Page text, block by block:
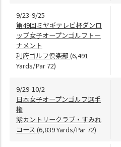
9/23-9/25
第49回ミヤギテレビ杯ダンロ
ップ女子オープンゴルフトー
ナメント
利府ゴルフ倶楽部 (6,491
Yards/Par 72)
9/29-10/2
日本女子オープンゴルフ選手
権
紫カントリークラブ・すみれ
コース (6,839 Yards/Par 72)